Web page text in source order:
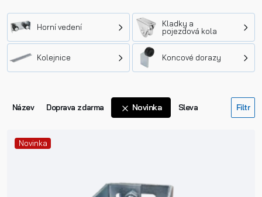
Horní vedení
Kladky a
pojezdová kola
Kolejnice Koncové dorazy
Název Doprava zdarma Novinka Sleva
Novinka